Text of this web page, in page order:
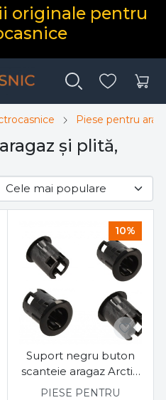
originale pentru
Piese pentru
și plită,
10%
Suport negru buton
scanteie aragaz Arctic
Beko set 4 buc
PIESE PENTRU